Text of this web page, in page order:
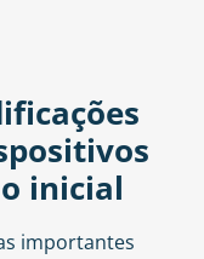
inicial
importantes